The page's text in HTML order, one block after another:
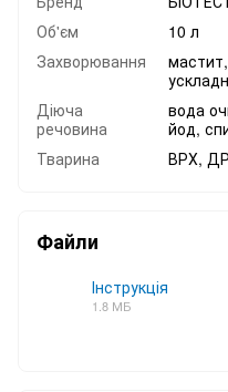
Об'єм
10 л
Захворювання
Діюча
речовина
вода
йод,
Тварина
ВРХ,
Файли
Інструкція
1.8 МБ